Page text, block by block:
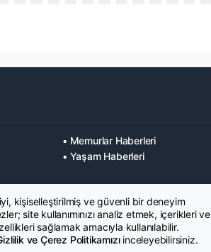
• Memurlar Haberleri
• Yaşam Haberleri
kişiselleştirilmiş ve güvenli bir deneyim
site kullanımınızı analiz etmek, içerikleri ve
sağlamak amacıyla kullanılabilir.
ve Çerez Politikamızıinceleyebilirsiniz.